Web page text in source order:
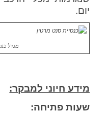
יום.
מגדל
מידע חיוני למבקר:
שעות פתיחה: